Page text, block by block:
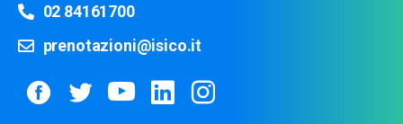
02 84161700
prenotazioni@isico.it